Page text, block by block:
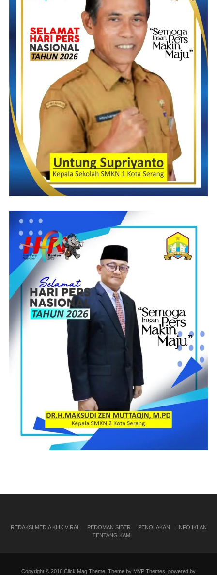
REDAKSI MEDIA KLIK VIRAL PEDOMAN SIBER PENOLAKAN
INFO IKLAN
TENTANG KAMI
Copyright © 2016 Click Mag Theme. Theme by MVP Themes, powered by